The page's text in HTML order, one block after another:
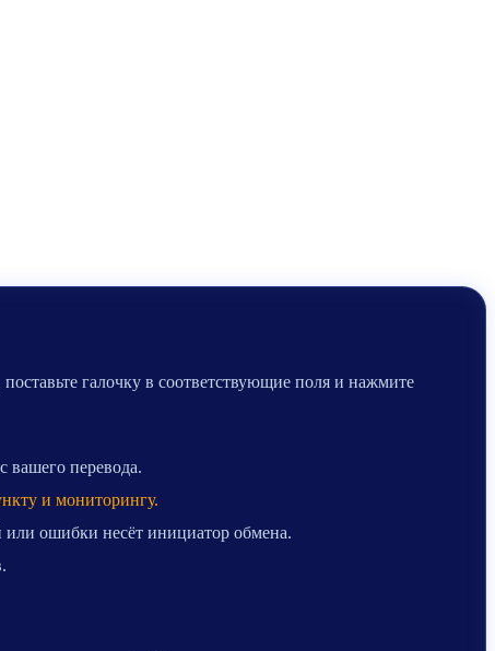
галочку в соответствующие поля и нажмите
вашего перевода.
и мониторингу.
или ошибки несёт инициатор обмена.